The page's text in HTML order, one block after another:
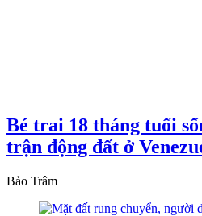
Bé trai 18 tháng tuổi
trận động đất ở
Bảo Trâm